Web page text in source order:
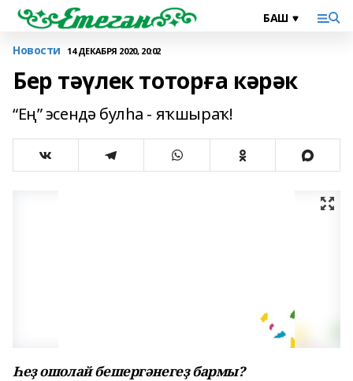
Новости 14 ДЕКАБРЯ 2020, 20:02
Бер тәүлек тоторға кәрәк
“Ең” эсендә булһа - яҡшыраҡ!
Һеҙ ошолай бешергәнегеҙ бармы?